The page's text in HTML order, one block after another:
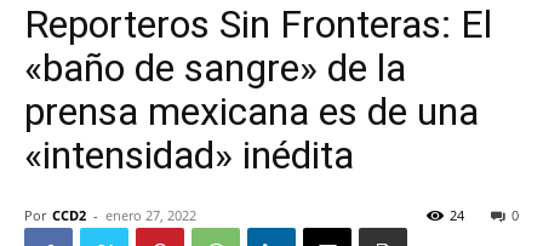
Claras
Digital
Reporteros Sin Fronteras: El
«baño de sangre» de la
prensa mexicana es de una
«intensidad» inédita
Por CCD2 - enero 27, 2022 0
24